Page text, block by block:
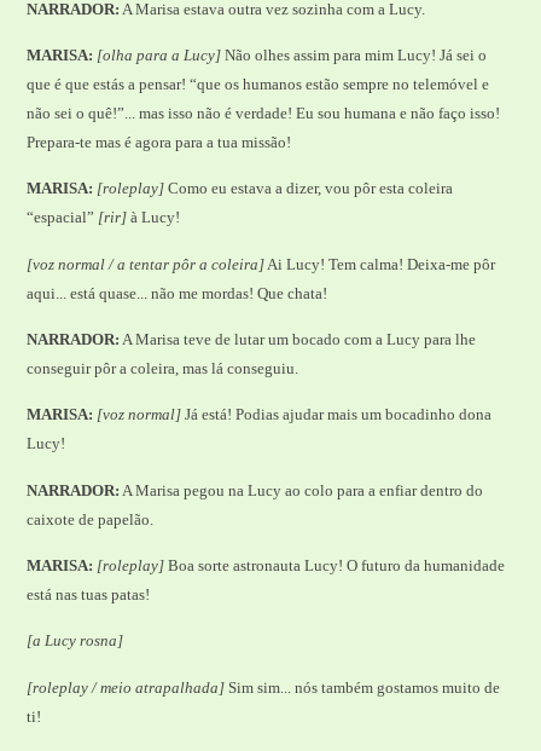
NARRADOR: A Marisa estava outra vez sozinha com a Lucy.
MARISA: [olha para a Lucy] Não olhes assim para mim Lucy! Já sei o
que é que estás a pensar! “que os humanos estão sempre no telemóvel e
não sei o quê!”... mas isso não é verdade! Eu sou humana e não faço isso!
Prepara-te mas é agora para a tua missão!
MARISA: [roleplay] Como eu estava a dizer, vou pôr esta coleira
“espacial” [rir] à Lucy!
[voz normal / a tentar pôr a coleira] Ai Lucy! Tem calma! Deixa-me pôr
aqui... está quase... não me mordas! Que chata!
NARRADOR: A Marisa teve de lutar um bocado com a Lucy para lhe
conseguir pôr a coleira, mas lá conseguiu.
MARISA: [voz normal] Já está! Podias ajudar mais um bocadinho dona
Lucy!
NARRADOR: A Marisa pegou na Lucy ao colo para a enfiar dentro do
caixote de papelão.
MARISA: [roleplay] Boa sorte astronauta Lucy! O futuro da humanidade
está nas tuas patas!
[a Lucy rosna]
[roleplay / meio atrapalhada] Sim sim... nós também gostamos muito de
ti!